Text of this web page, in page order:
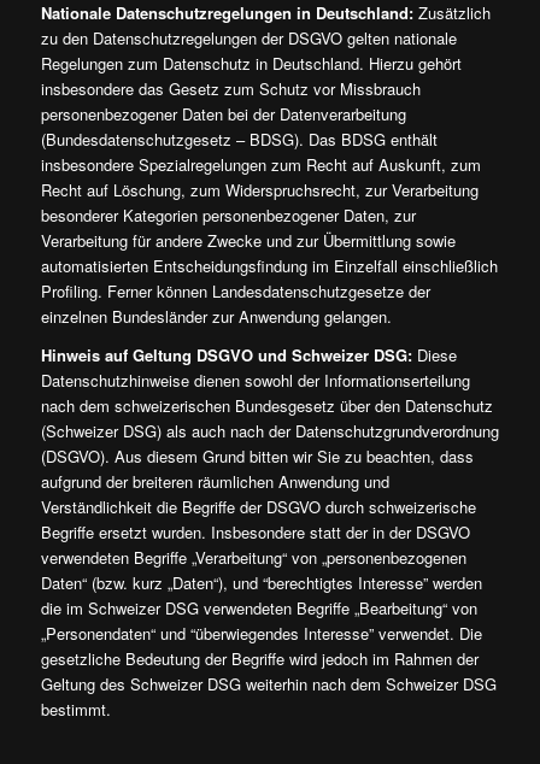
Nationale Datenschutzregelungen in Deutschland: Zusätzlich
zu den Datenschutzregelungen der DSGVO gelten nationale
Regelungen zum Datenschutz in Deutschland. Hierzu gehört
insbesondere das Gesetz zum Schutz vor Missbrauch
personenbezogener Daten bei der Datenverarbeitung
(Bundesdatenschutzgesetz – BDSG). Das BDSG enthält
insbesondere Spezialregelungen zum Recht auf Auskunft, zum
Recht auf Löschung, zum Widerspruchsrecht, zur Verarbeitung
besonderer Kategorien personenbezogener Daten, zur
Verarbeitung für andere Zwecke und zur Übermittlung sowie
automatisierten Entscheidungsfindung im Einzelfall einschließlich
Profiling. Ferner können Landesdatenschutzgesetze der
einzelnen Bundesländer zur Anwendung gelangen.
Hinweis auf Geltung DSGVO und Schweizer DSG: Diese
Datenschutzhinweise dienen sowohl der Informationserteilung
nach dem schweizerischen Bundesgesetz über den Datenschutz
(Schweizer DSG) als auch nach der Datenschutzgrundverordnung
(DSGVO). Aus diesem Grund bitten wir Sie zu beachten, dass
aufgrund der breiteren räumlichen Anwendung und
Verständlichkeit die Begriffe der DSGVO durch schweizerische
Begriffe ersetzt wurden. Insbesondere statt der in der DSGVO
verwendeten Begriffe „Verarbeitung“ von „personenbezogenen
Daten“ (bzw. kurz „Daten“), und “berechtigtes Interesse” werden
die im Schweizer DSG verwendeten Begriffe „Bearbeitung“ von
„Personendaten“ und “überwiegendes Interesse” verwendet. Die
gesetzliche Bedeutung der Begriffe wird jedoch im Rahmen der
Geltung des Schweizer DSG weiterhin nach dem Schweizer DSG
bestimmt.